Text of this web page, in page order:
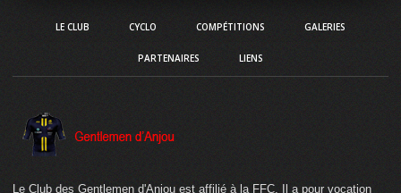
LE CLUB CYCLO COMPÉTITIONS GALERIES
PARTENAIRES LIENS
Le Club des Gentlemen d'Anjou est affilié à la FFC. Il a pour vocation